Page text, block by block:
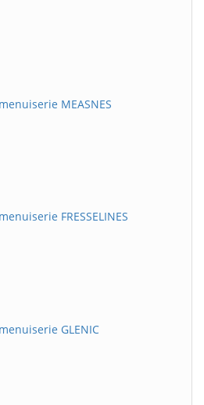
MEASNES
FRESSELINES
GLENIC